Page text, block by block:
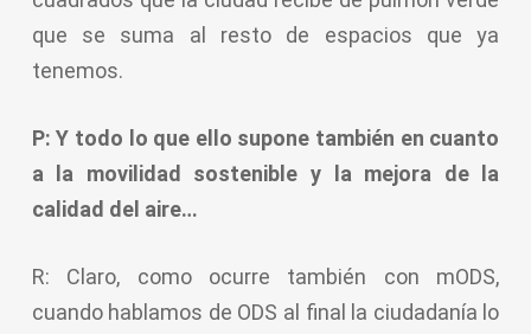
que se suma al resto de espacios que ya
tenemos.
P: Y todo lo que ello supone también en cuanto
a la movilidad sostenible y la mejora de la
calidad del aire…
R: Claro, como ocurre también con mODS,
cuando hablamos de ODS al final la ciudadanía lo